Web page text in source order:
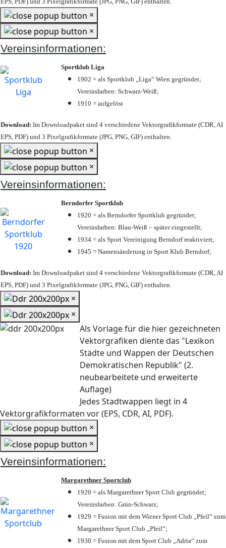
×
×
Vereinsinformationen:
Sportklub Liga
1902 = als Sportklub „Liga“ Wien gegründet;
Vereinsfarben: Schwarz-Weiß;
1910 = aufgelöst
Download: Im Downloadpaket sind 4 verschiedene Vektorgrafikformate (CDR, AI
EPS, PDF) und 3 Pixelgrafikformate (JPG, PNG, GIF) enthalten.
×
×
Vereinsinformationen:
Berndorfer Sportklub
1920 = als Berndorfer Sportklub gegründet;
Vereinsfarben: Blau-Weiß – später eingestellt;
1934 = als Sport Vereinigung Berndorf reaktiviert;
1945 = Namensänderung in Sport Klub Berndorf;
Download: Im Downloadpaket sind 4 verschiedene Vektorgrafikformate (CDR, AI
EPS, PDF) und 3 Pixelgrafikformate (JPG, PNG, GIF) enthalten.
×
×
Als Vorlage für die hier gezeichneten
Vektorgrafiken diente das "Lexikon
Städte und Wappen der Deutschen
Demokratischen Republik" (2.
neubearbeitete und erweiterte
Auflage)
Jedes Stadtwappen liegt in 4
Vektorgrafikformaten vor (EPS, CDR, AI, PDF).
×
×
Vereinsinformationen:
Margarethner Sportclub
1920 = als Margarethner Sport Club gegründet;
Vereinsfarben: Grün-Schwarz;
1929 = Fusion mit dem Wiener Sport Club „Pfeil“ zum
Margarethner Sport Club „Pfeil“;
1930 = Fusion mit dem Sport Club „Adria“ zum